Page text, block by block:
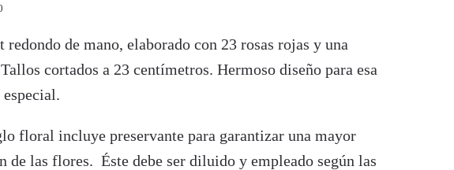
redondo de mano, elaborado con 23 rosas rojas y una
cortados a 23 centímetros. Hermoso diseño para esa
floral incluye preservante para garantizar una mayor
de las flores. Éste debe ser diluido y empleado según las